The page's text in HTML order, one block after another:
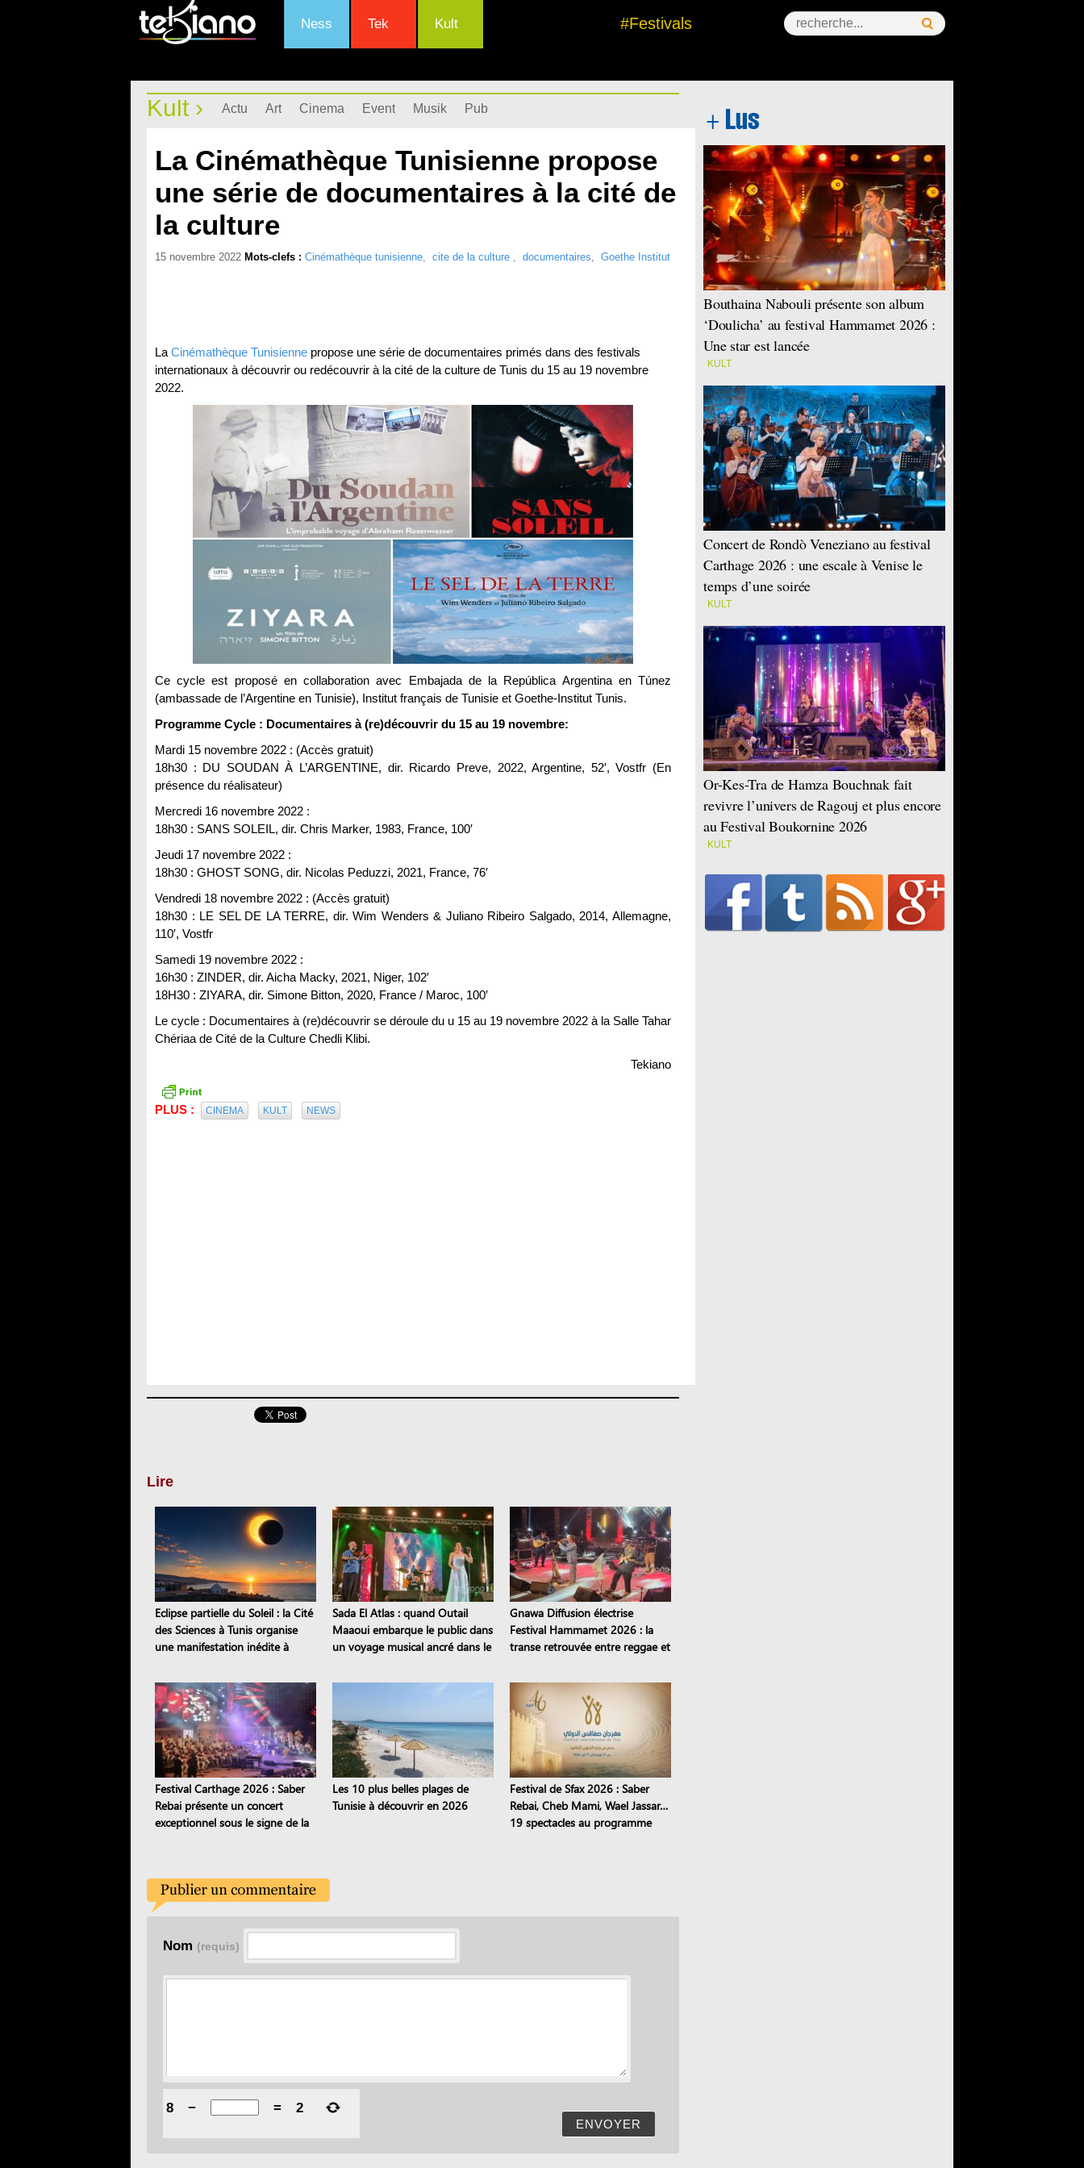
Ness Tek Kult #Festivals
Kult › Actu Art Cinema Event Musik Pub
La Cinémathèque Tunisienne propose
une série de documentaires à la cité de
la culture
15 novembre 2022 Mots-clefs : Cinémathèque tunisienne, cite de la culture , documentaires, Goethe Institut
La Cinémathèque Tunisienne propose une série de documentaires primés dans des festivals
internationaux à découvrir ou redécouvrir à la cité de la culture de Tunis du 15 au 19 novembre
2022.
Ce cycle est proposé en collaboration avec Embajada de la República Argentina en Túnez
(ambassade de l’Argentine en Tunisie), Institut français de Tunisie et Goethe-Institut Tunis.
Programme Cycle : Documentaires à (re)découvrir du 15 au 19 novembre:
Mardi 15 novembre 2022 : (Accès gratuit)
18h30 : DU SOUDAN À L’ARGENTINE, dir. Ricardo Preve, 2022, Argentine, 52′, Vostfr (En
présence du réalisateur)
Mercredi 16 novembre 2022 :
18h30 : SANS SOLEIL, dir. Chris Marker, 1983, France, 100′
Jeudi 17 novembre 2022 :
18h30 : GHOST SONG, dir. Nicolas Peduzzi, 2021, France, 76′
Vendredi 18 novembre 2022 : (Accès gratuit)
18h30 : LE SEL DE LA TERRE, dir. Wim Wenders & Juliano Ribeiro Salgado, 2014, Allemagne,
110′, Vostfr
Samedi 19 novembre 2022 :
16h30 : ZINDER, dir. Aicha Macky, 2021, Niger, 102′
18H30 : ZIYARA, dir. Simone Bitton, 2020, France / Maroc, 100′
Le cycle : Documentaires à (re)découvrir se déroule du u 15 au 19 novembre 2022 à la Salle Tahar
Chériaa de Cité de la Culture Chedli Klibi.
Tekiano
PLUS : CINEMA KULT NEWS
Lire
Eclipse partielle du Soleil : la Cité
des Sciences à Tunis organise
une manifestation inédite à
Sada El Atlas : quand Outail
Maaoui embarque le public dans
un voyage musical ancré dans le
Gnawa Diffusion électrise
Festival Hammamet 2026 : la
transe retrouvée entre reggae et
Festival Carthage 2026 : Saber
Rebai présente un concert
exceptionnel sous le signe de la
Les 10 plus belles plages de
Tunisie à découvrir en 2026
Festival de Sfax 2026 : Saber
Rebai, Cheb Mami, Wael Jassar…
19 spectacles au programme
Nom (requis)
ENVOYER
8 − = 2
Bouthaina Nabouli présente son album
‘Doulicha’ au festival Hammamet 2026 :
Une star est lancée
KULT
Concert de Rondò Veneziano au festival
Carthage 2026 : une escale à Venise le
temps d’une soirée
KULT
Or-Kes-Tra de Hamza Bouchnak fait
revivre l’univers de Ragouj et plus encore
au Festival Boukornine 2026
KULT